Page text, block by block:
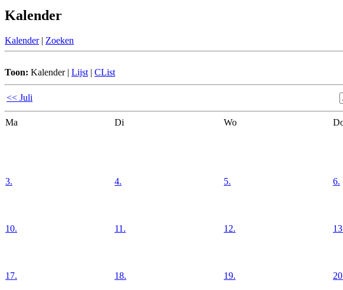
Kalender
Kalender | Zoeken
Toon: Kalender| Lijst | CList
<< Juli
Ma Di Wo
3. 4. 5. 6.
10. 11. 12.
17. 18. 19.